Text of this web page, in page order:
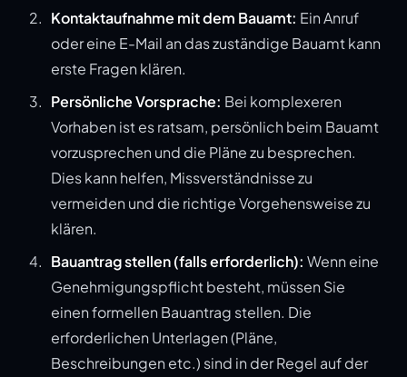
Kontaktaufnahme mit dem Bauamt: Ein Anruf
oder eine E-Mail an das zuständige Bauamt kann
erste Fragen klären.
Persönliche Vorsprache: Bei komplexeren
Vorhaben ist es ratsam, persönlich beim Bauamt
vorzusprechen und die Pläne zu besprechen.
Dies kann helfen, Missverständnisse zu
vermeiden und die richtige Vorgehensweise zu
klären.
Bauantrag stellen (falls erforderlich): Wenn eine
Genehmigungspflicht besteht, müssen Sie
einen formellen Bauantrag stellen. Die
erforderlichen Unterlagen (Pläne,
Beschreibungen etc.) sind in der Regel auf der